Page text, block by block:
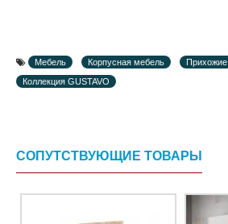
Мебель Корпусная мебель Прихожие
Коллекция GUSTAVO
СОПУТСТВУЮЩИЕ ТОВАРЫ